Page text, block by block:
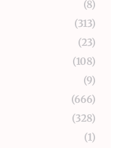
(8)
(313)
(23)
(108)
(9)
(666)
(328)
(1)